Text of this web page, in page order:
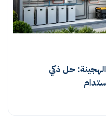
حل ذكي